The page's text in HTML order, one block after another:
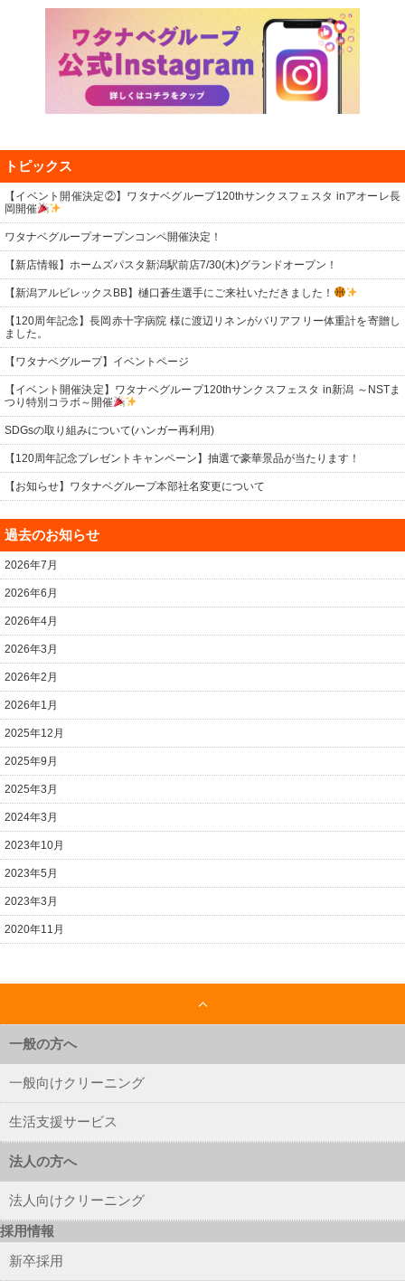
トピックス
【イベント開催決定②】ワタナベグループ120thサンクスフェスタ inアオーレ長
岡開催
ワタナベグループオープンコンペ開催決定！
【新店情報】ホームズパスタ新潟駅前店7/30(木)グランドオープン！
【新潟アルビレックスBB】樋口蒼生選手にご来社いただきました！
【120周年記念】長岡赤十字病院 様に渡辺リネンがバリアフリー体重計を寄贈し
ました。
【ワタナベグループ】イベントページ
【イベント開催決定】ワタナベグループ120thサンクスフェスタ in新潟 ～NSTま
つり特別コラボ～開催
SDGsの取り組みについて(ハンガー再利用)
【120周年記念プレゼントキャンペーン】抽選で豪華景品が当たります！
【お知らせ】ワタナベグループ本部社名変更について
過去のお知らせ
2026年7月
2026年6月
2026年4月
2026年3月
2026年2月
2026年1月
2025年12月
2025年9月
2025年3月
2024年3月
2023年10月
2023年5月
2023年3月
2020年11月
一般の方へ
一般向けクリーニング
生活支援サービス
法人の方へ
法人向けクリーニング
採用情報
新卒採用